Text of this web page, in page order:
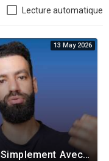
Lecture automatique
13 May 2026
Comment Gagner De L’argent Simplement Avec l’IA En 2026 (100-200€ / Jour)